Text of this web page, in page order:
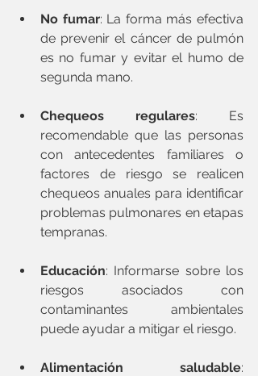
No fumar: La forma más efectiva
de prevenir el cáncer de pulmón
es no fumar y evitar el humo de
segunda mano.
Chequeos regulares: Es
recomendable que las personas
con antecedentes familiares o
factores de riesgo se realicen
chequeos anuales para identificar
problemas pulmonares en etapas
tempranas.
Educación: Informarse sobre los
riesgos asociados con
contaminantes ambientales
puede ayudar a mitigar el riesgo.
Alimentación saludable: